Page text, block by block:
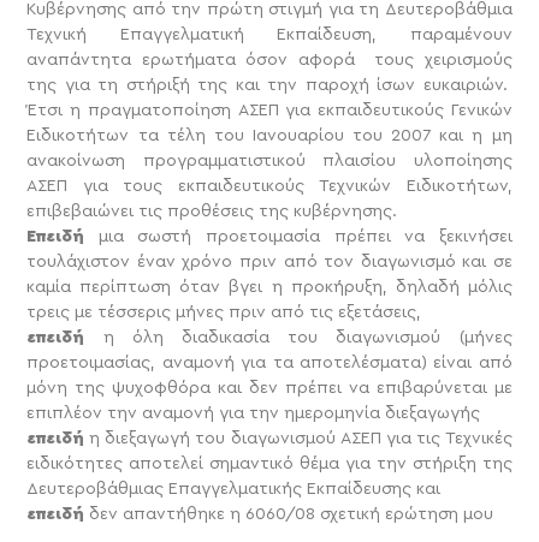
Κυβέρνησης από την πρώτη στιγμή για τη Δευτεροβάθμια
Τεχνική Επαγγελματική Εκπαίδευση, παραμένουν
αναπάντητα ερωτήματα όσον αφορά τους χειρισμούς
της για τη στήριξή της και την παροχή ίσων ευκαιριών.
Έτσι η πραγματοποίηση ΑΣΕΠ για εκπαιδευτικούς Γενικών
Ειδικοτήτων τα τέλη του Ιανουαρίου του 2007 και η μη
ανακοίνωση προγραμματιστικού πλαισίου υλοποίησης
ΑΣΕΠ για τους εκπαιδευτικούς Τεχνικών Ειδικοτήτων,
επιβεβαιώνει τις προθέσεις της κυβέρνησης.
Επειδή μια σωστή προετοιμασία πρέπει να ξεκινήσει
τουλάχιστον έναν χρόνο πριν από τον διαγωνισμό και σε
καμία περίπτωση όταν βγει η προκήρυξη, δηλαδή μόλις
τρεις με τέσσερις μήνες πριν από τις εξετάσεις,
επειδή η όλη διαδικασία του διαγωνισμού (μήνες
προετοιμασίας, αναμονή για τα αποτελέσματα) είναι από
μόνη της ψυχοφθόρα και δεν πρέπει να επιβαρύνεται με
επιπλέον την αναμονή για την ημερομηνία διεξαγωγής
επειδήη διεξαγωγή του διαγωνισμού ΑΣΕΠ για τις Τεχνικές
ειδικότητες αποτελεί σημαντικό θέμα για την στήριξη της
Δευτεροβάθμιας Επαγγελματικής Εκπαίδευσης και
επειδή δεν απαντήθηκε η 6060/08 σχετική ερώτηση μου